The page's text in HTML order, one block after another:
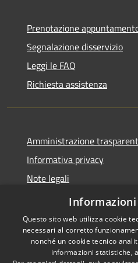
Prenotazione
Segnalazione disservizio
Leggi le FAQ
Richiesta assistenza
Amministrazione
Informativa privacy
Note legali
Dichiarazione di accessibilità
Questo sito web utilizza cookie
necessari al corretto
nonché un cookie tecnico
informazioni statistiche,